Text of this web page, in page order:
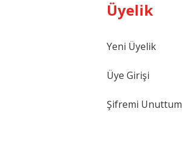
Üyelik
Yeni Üyelik
Üye Girişi
Şifremi Unuttum